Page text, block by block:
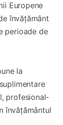
Europene
învățământ
perioade de
la
profesional-
învățământul